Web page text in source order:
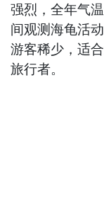
强烈，全年气
间观测海龟活
游客稀少，适
旅行者。